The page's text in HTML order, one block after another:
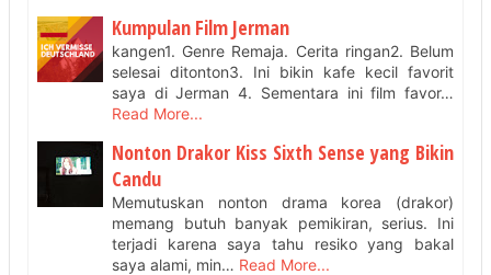
Kumpulan Film Jerman
kangen1. Genre Remaja. Cerita ringan2. Belum
selesai ditonton3. Ini bikin kafe kecil favorit
saya di Jerman 4. Sementara ini film favor…
Read More...
Nonton Drakor Kiss Sixth Sense yang Bikin
Candu
Memutuskan nonton drama korea (drakor)
memang butuh banyak pemikiran, serius. Ini
terjadi karena saya tahu resiko yang bakal
saya alami, min… Read More...